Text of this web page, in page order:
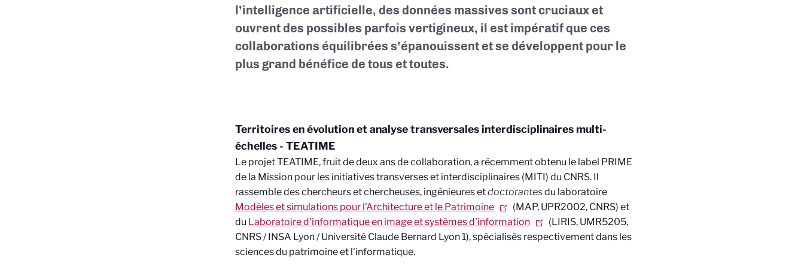
l’intelligence artificielle, des données massives sont cruciaux et
ouvrent des possibles parfois vertigineux, il est impératif que ces
collaborations équilibrées s’épanouissent et se développent pour le
plus grand bénéfice de tous et toutes.
Territoires en évolution et analyse transversales interdisciplinaires multi-
échelles - TEATIME
Le projet TEATIME, fruit de deux ans de collaboration, a récemment obtenu le label PRIME
de la Mission pour les initiatives transverses et interdisciplinaires (MITI) du CNRS. Il
rassemble des chercheurs et chercheuses, ingénieures etdoctorantesdu laboratoire
Modèles et simulations pour l'Architecture et le Patrimoine
(MAP, UPR2002, CNRS) et
du Laboratoire d'informatique en image et systèmes d'information
(LIRIS, UMR5205,
CNRS / INSA Lyon / Université Claude Bernard Lyon 1), spécialisés respectivement dans les
sciences du patrimoine et l'informatique.